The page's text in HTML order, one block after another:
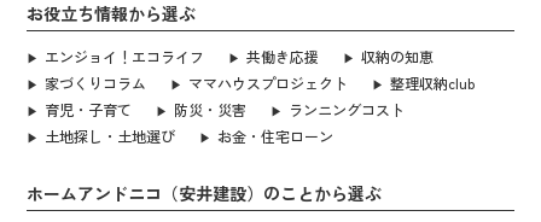
お役立ち情報から選ぶ
エンジョイ！エコライフ 共働き応援
収納の知恵
家づくりコラム
ママハウスプロジェクト
整理収納club
育児・子育て
防災・災害
ランニングコスト
土地探し・土地選び
お金・住宅ローン
ホームアンドニコ（安井建設）のことから選ぶ